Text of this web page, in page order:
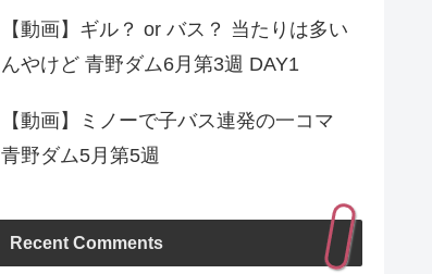
【動画】ギル？ or バス？ 当たりは多い
んやけど 青野ダム6月第3週 DAY1
【動画】ミノーで子バス連発の一コマ
青野ダム5月第5週
Recent Comments